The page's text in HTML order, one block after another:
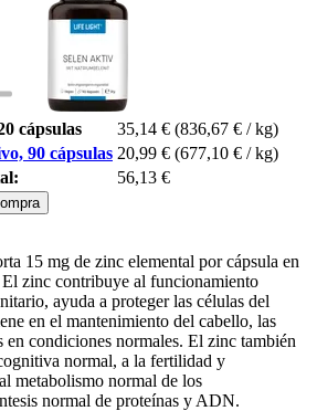
cápsulas 35,14 € (836,67 € / kg)
90 cápsulas 20,99 € (677,10 € / kg)
56,13 €
15 mg de zinc elemental por cápsula en
zinc contribuye al funcionamiento
ayuda a proteger las células del
en el mantenimiento del cabello, las
en condiciones normales. El zinc también
normal, a la fertilidad y
metabolismo normal de los
normal de proteínas y ADN.